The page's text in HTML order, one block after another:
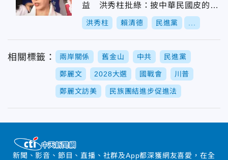
益 洪秀柱批綠：披中華民國皮的投
機分子
洪秀柱 賴清德 民進黨
相關標籤： 兩岸關係 舊金山 中共 民進黨
鄭麗文 2028大選 國戰會 川普
鄭麗文訪美 民族團結進步促進法
新聞、影音、節目、直播、社群及App都深獲網友喜愛，在全